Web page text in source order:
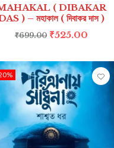
( DIBAKAR
) – মহাকাল ( দিবাকর দাস )
₹699.00 ₹525.00